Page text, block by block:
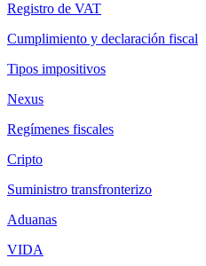
Registro de VAT
Cumplimiento y declaración fiscal
Tipos impositivos
Nexus
Regímenes fiscales
Cripto
Suministro transfronterizo
Aduanas
VIDA